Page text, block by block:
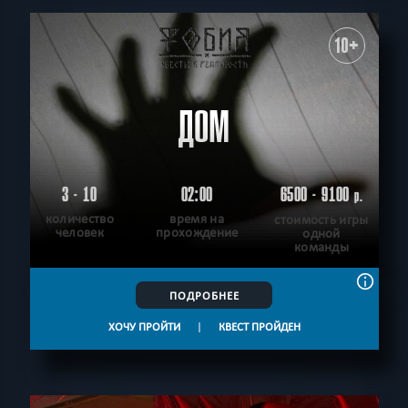
10+
ДОМ
3 - 10
количество
человек
02:00
время на
прохождение
6500 - 9100р.
стоимость игры
одной
команды
ПОДРОБНЕЕ
ХОЧУ ПРОЙТИ | КВЕСТ ПРОЙДЕН